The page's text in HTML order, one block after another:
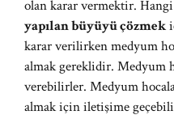
olan karar vermektir.
yapılan büyüyü çözmek
karar verilirken medyum
almak gereklidir. Medyum
verebilirler. Medyum
almak için iletişime